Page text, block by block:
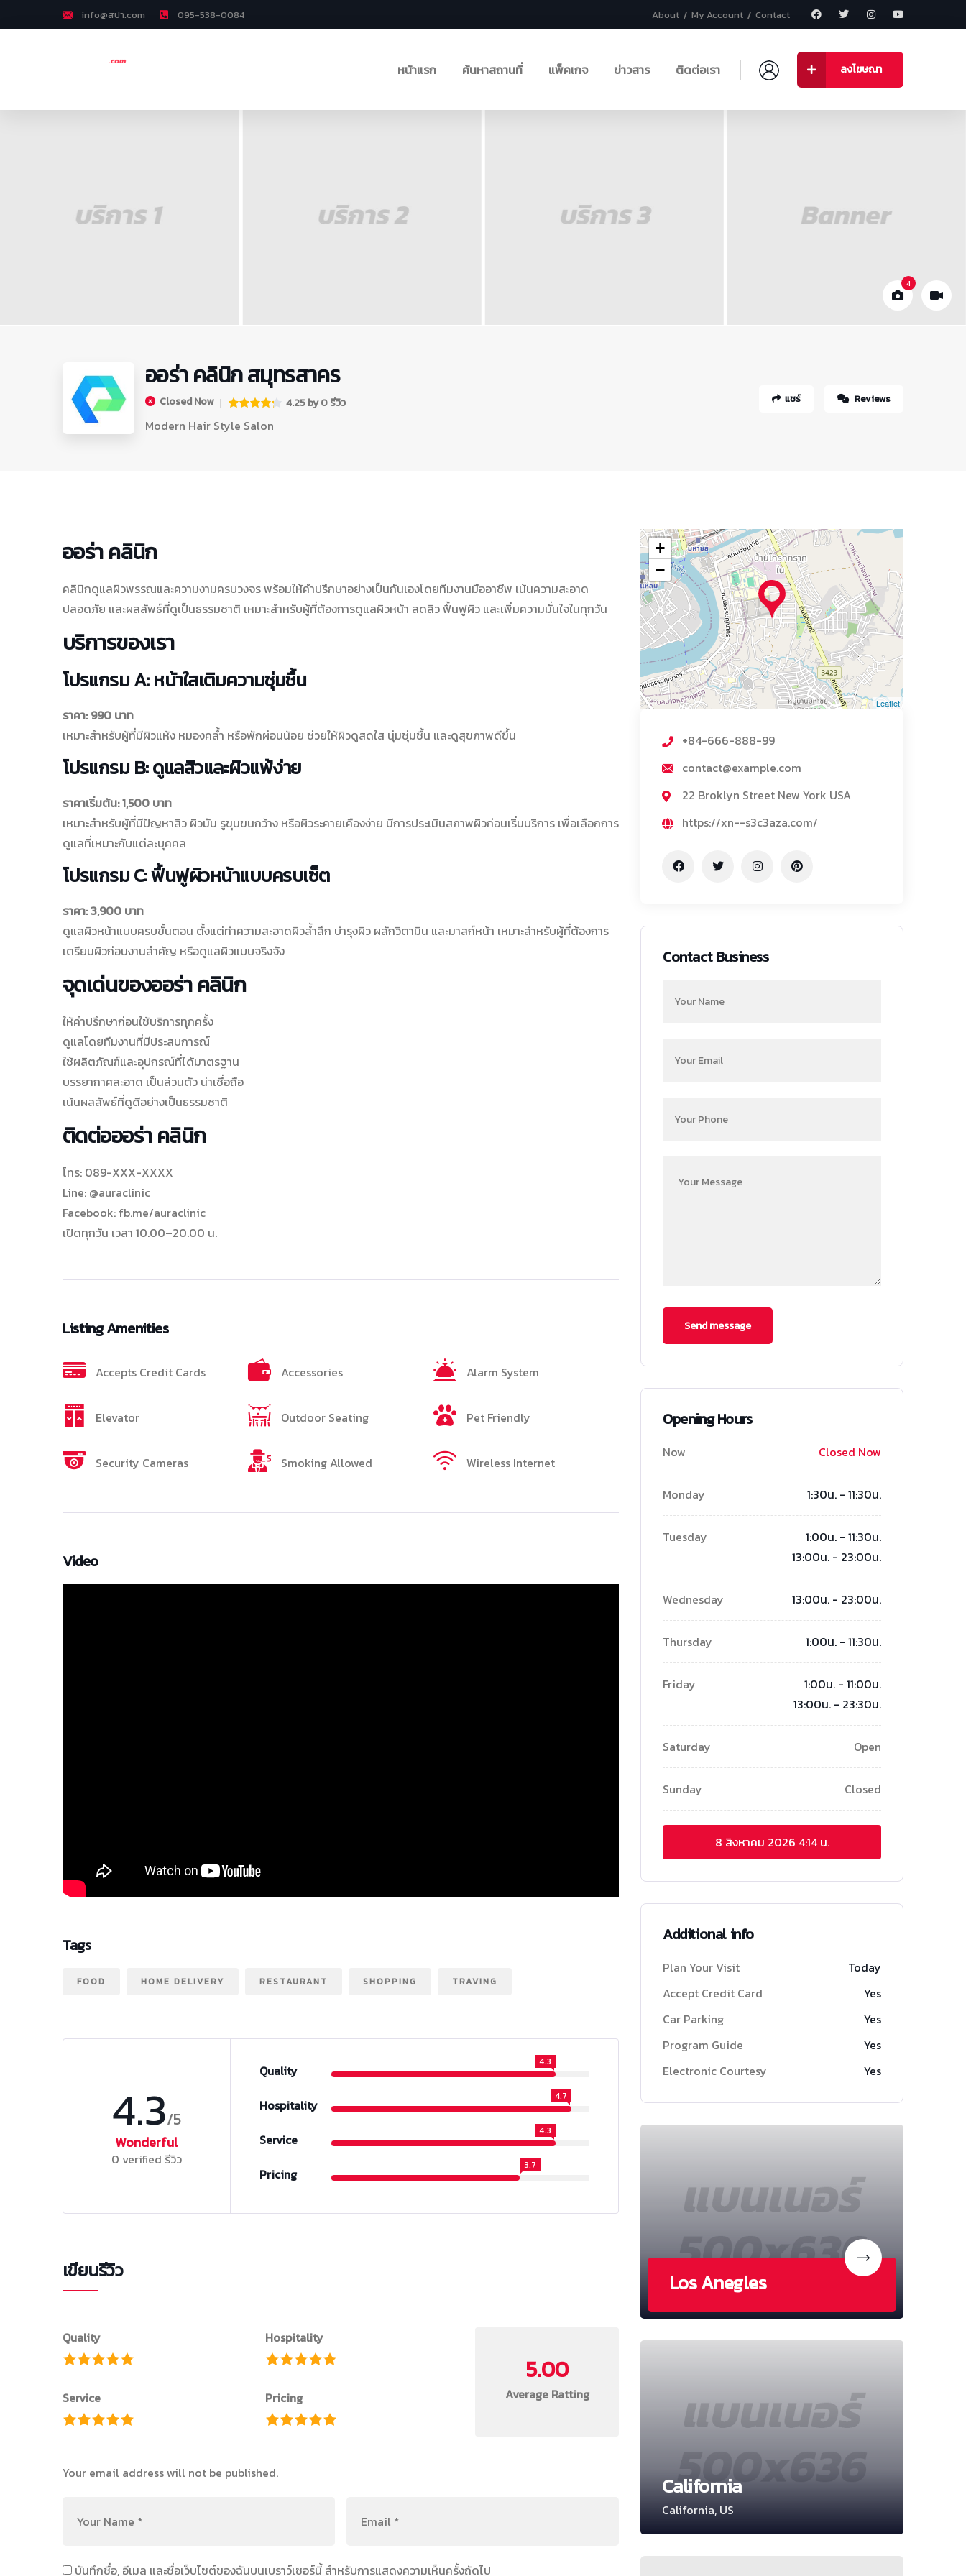
info@สปา.com 095-538-0084 About My Account Contact
หน้าแรก ค้นหาสถานที่ แพ็คเกจ ข่าวสาร ติดต่อเรา ลงโฆษณา
4
ออร่า คลินิก สมุทรสาคร
Closed Now 4.25 by 0 รีวิว
Modern Hair Style Salon
แชร์ Reviews
ออร่า คลินิก
คลินิกดูแลผิวพรรณและความงามครบวงจร พร้อมให้คำปรึกษาอย่างเป็นกันเองโดยทีมงานมืออาชีพ เน้นความสะอาด
ปลอดภัย และผลลัพธ์ที่ดูเป็นธรรมชาติ เหมาะสำหรับผู้ที่ต้องการดูแลผิวหน้า ลดสิว ฟื้นฟูผิว และเพิ่มความมั่นใจในทุกวัน
บริการของเรา
โปรแกรม A: หน้าใสเติมความชุ่มชื้น
ราคา: 990 บาท
เหมาะสำหรับผู้ที่มีผิวแห้ง หมองคล้ำ หรือพักผ่อนน้อย ช่วยให้ผิวดูสดใส นุ่มชุ่มชื้น และดูสุขภาพดีขึ้น
โปรแกรม B: ดูแลสิวและผิวแพ้ง่าย
ราคาเริ่มต้น: 1,500 บาท
เหมาะสำหรับผู้ที่มีปัญหาสิว ผิวมัน รูขุมขนกว้าง หรือผิวระคายเคืองง่าย มีการประเมินสภาพผิวก่อนเริ่มบริการ เพื่อเลือกการ
ดูแลที่เหมาะกับแต่ละบุคคล
โปรแกรม C: ฟื้นฟูผิวหน้าแบบครบเซ็ต
ราคา: 3,900 บาท
ดูแลผิวหน้าแบบครบขั้นตอน ตั้งแต่ทำความสะอาดผิวล้ำลึก บำรุงผิว ผลักวิตามิน และมาสก์หน้า เหมาะสำหรับผู้ที่ต้องการ
เตรียมผิวก่อนงานสำคัญ หรือดูแลผิวแบบจริงจัง
จุดเด่นของออร่า คลินิก
ให้คำปรึกษาก่อนใช้บริการทุกครั้ง
ดูแลโดยทีมงานที่มีประสบการณ์
ใช้ผลิตภัณฑ์และอุปกรณ์ที่ได้มาตรฐาน
บรรยากาศสะอาด เป็นส่วนตัว น่าเชื่อถือ
เน้นผลลัพธ์ที่ดูดีอย่างเป็นธรรมชาติ
ติดต่อออร่า คลินิก
โทร: 089-XXX-XXXX
Line: @auraclinic
Facebook: fb.me/auraclinic
เปิดทุกวัน เวลา 10.00–20.00 น.
Listing Amenities
Accepts Credit Cards Accessories Alarm System
Elevator Outdoor Seating Pet Friendly
Security Cameras Smoking Allowed Wireless Internet
Video
Tags
FOOD HOME DELIVERY RESTAURANT SHOPPING TRAVING
4.3/5
Wonderful
0 verified รีวิว
Quality
4.3
Hospitality
4.7
Service
4.3
Pricing
3.7
เขียนรีวิว
Quality Hospitality
Service Pricing
5.00
Average Ratting
Your email address will not be published.
บันทึกชื่อ, อีเมล และชื่อเว็บไซต์ของฉันบนเบราว์เซอร์นี้ สำหรับการแสดงความเห็นครั้งถัดไป
+
−
Leaflet
+84-666-888-99
contact@example.com
22 Broklyn Street New York USA
https://xn--s3c3aza.com/
Contact Business
Opening Hours
Now Closed Now
Monday 1:30น. - 11:30น.
Tuesday
1:00น. - 11:30น.
13:00น. - 23:00น.
Wednesday 13:00น. - 23:00น.
Thursday 1:00น. - 11:30น.
Friday
1:00น. - 11:00น.
13:00น. - 23:30น.
Saturday Open
Sunday Closed
8 สิงหาคม 2026 4:14 น.
Additional info
Plan Your Visit
Today
Accept Credit Card
Yes
Car Parking
Yes
Program Guide
Yes
Electronic Courtesy
Yes
Los Anegles
California
California, US